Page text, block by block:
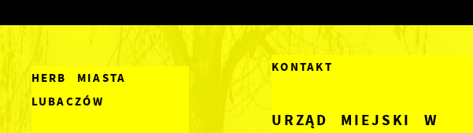
HERB MIASTA
LUBACZÓW
KONTAKT
URZĄD MIEJSKI W